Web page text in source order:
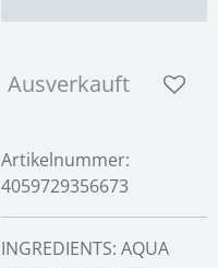
Ausverkauft
Artikelnummer:
4059729356673
INGREDIENTS: AQUA